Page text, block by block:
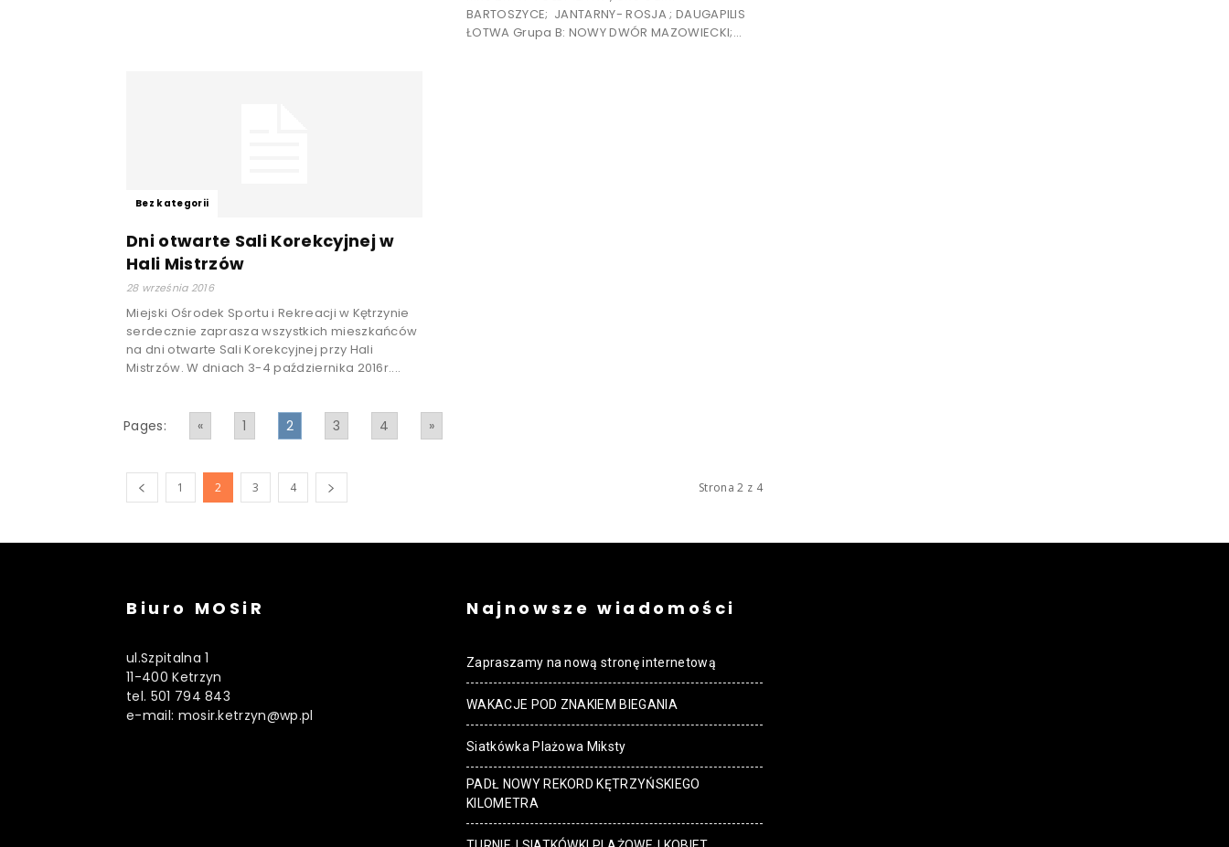
BARTOSZYCE; JANTARNY- ROSJA ; DAUGAPILIS
ŁOTWA Grupa B: NOWY DWÓR MAZOWIECKI;...
Bez kategorii
Dni otwarte Sali Korekcyjnej w
Hali Mistrzów
28 września 2016
Miejski Ośrodek Sportu i Rekreacji w Kętrzynie
serdecznie zaprasza wszystkich mieszkańców
na dni otwarte Sali Korekcyjnej przy Hali
Mistrzów. W dniach 3-4 października 2016r....
Pages: « 1 2 3 4 »
1 2 3 4 Strona 2 z 4
Biuro MOSiR
ul.Szpitalna 1
11-400 Ketrzyn
tel. 501 794 843
e-mail: mosir.ketrzyn@wp.pl
Najnowsze wiadomości
Zapraszamy na nową stronę internetową
WAKACJE POD ZNAKIEM BIEGANIA
Siatkówka Plażowa Miksty
PADŁ NOWY REKORD KĘTRZYŃSKIEGO
KILOMETRA